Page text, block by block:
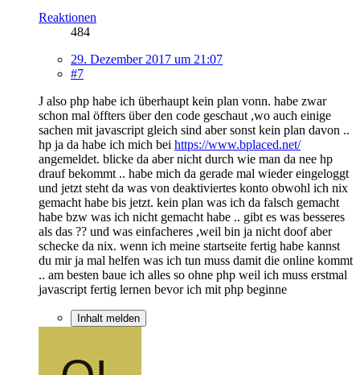
Reaktionen
484
29. Dezember 2017 um 21:07
#7
J also php habe ich überhaupt kein plan vonn. habe zwar
schon mal öffters über den code geschaut ,wo auch einige
sachen mit javascript gleich sind aber sonst kein plan davon ..
hp ja da habe ich mich bei https://www.bplaced.net/
angemeldet. blicke da aber nicht durch wie man da nee hp
drauf bekommt .. habe mich da gerade mal wieder eingeloggt
und jetzt steht da was von deaktiviertes konto obwohl ich nix
gemacht habe bis jetzt. kein plan was ich da falsch gemacht
habe bzw was ich nicht gemacht habe .. gibt es was besseres
als das ?? und was einfacheres ,weil bin ja nicht doof aber
schecke da nix. wenn ich meine startseite fertig habe kannst
du mir ja mal helfen was ich tun muss damit die online kommt
.. am besten baue ich alles so ohne php weil ich muss erstmal
javascript fertig lernen bevor ich mit php beginne
Inhalt melden